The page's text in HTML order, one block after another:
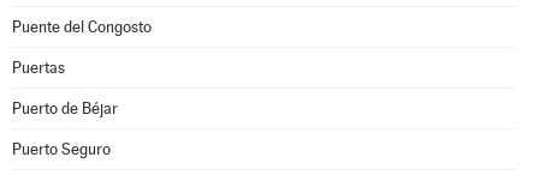
Puente del Congosto
Puertas
Puerto de Béjar
Puerto Seguro